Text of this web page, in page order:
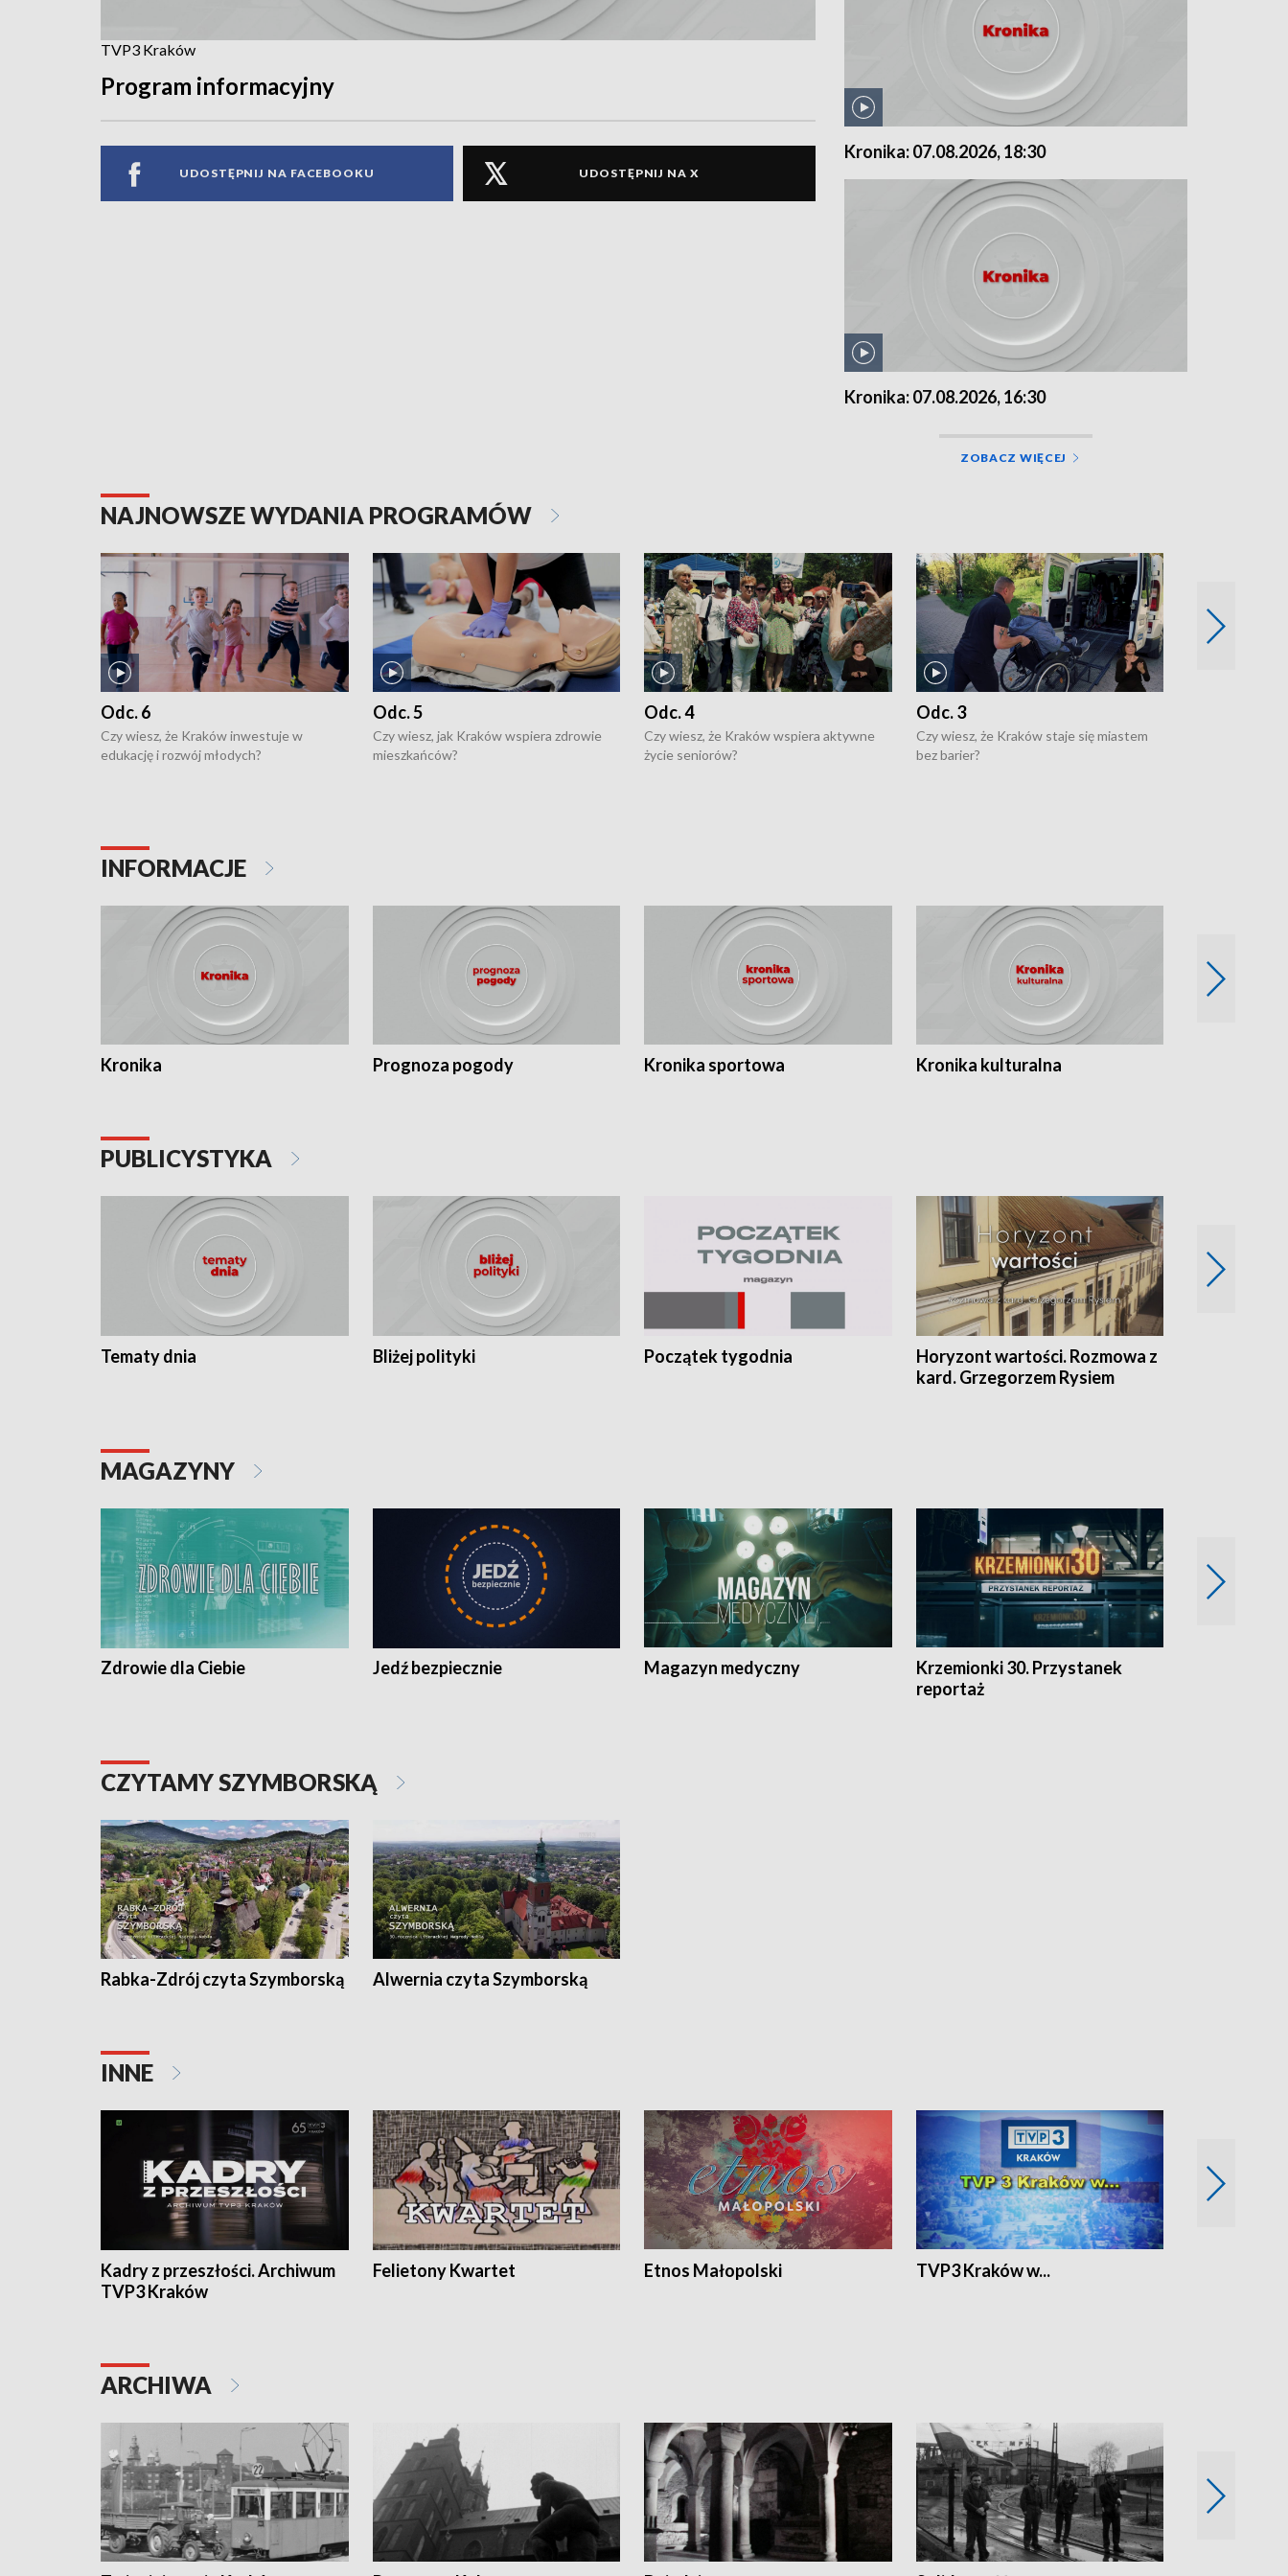
TVP3 Kraków
Program informacyjny
UDOSTĘPNIJ NA FACEBOOKU UDOSTĘPNIJ NA X
Kronika: 07.08.2026, 18:30
Kronika: 07.08.2026, 16:30
ZOBACZ WIĘCEJ
NAJNOWSZE WYDANIA PROGRAMÓW
Odc. 6
Czy wiesz, że Kraków inwestuje w
edukację i rozwój młodych?
Odc. 5
Czy wiesz, jak Kraków wspiera zdrowie
mieszkańców?
Odc. 4
Czy wiesz, że Kraków wspiera aktywne
życie seniorów?
Odc. 3
Czy wiesz, że Kraków staje się miastem
bez barier?
INFORMACJE
Kronika Prognoza pogody Kronika sportowa Kronika kulturalna
PUBLICYSTYKA
Tematy dnia Bliżej polityki Początek tygodnia
Horyzont wartości. Rozmowa z
kard. Grzegorzem Rysiem
MAGAZYNY
Zdrowie dla Ciebie Jedź bezpiecznie Magazyn medyczny
Krzemionki 30. Przystanek
reportaż
CZYTAMY SZYMBORSKĄ
Rabka-Zdrój czyta Szymborską Alwernia czyta Szymborską
INNE
Kadry z przeszłości. Archiwum
TVP3 Kraków
Felietony Kwartet Etnos Małopolski TVP3 Kraków w...
ARCHIWA